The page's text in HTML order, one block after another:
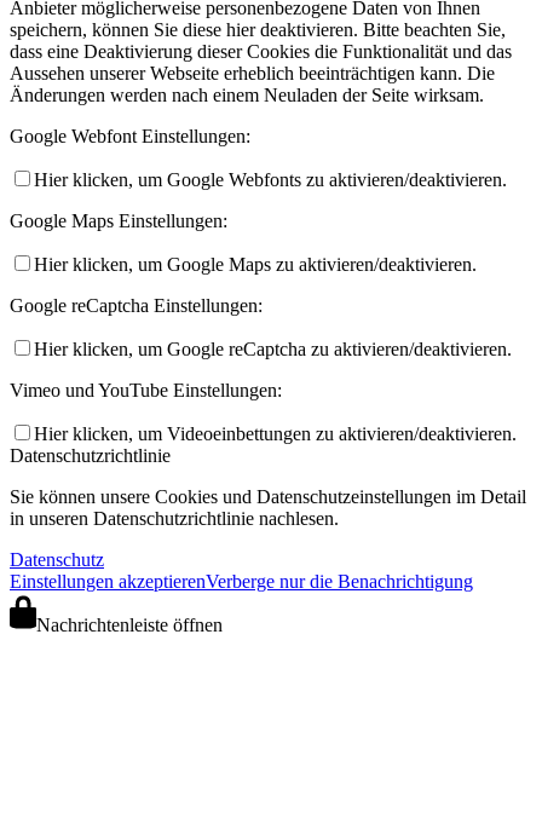
Anbieter möglicherweise personenbezogene Daten von Ihnen
speichern, können Sie diese hier deaktivieren. Bitte beachten Sie,
dass eine Deaktivierung dieser Cookies die Funktionalität und das
Aussehen unserer Webseite erheblich beeinträchtigen kann. Die
Änderungen werden nach einem Neuladen der Seite wirksam.
Google Webfont Einstellungen:
Hier klicken, um Google Webfonts zu aktivieren/deaktivieren.
Google Maps Einstellungen:
Hier klicken, um Google Maps zu aktivieren/deaktivieren.
Google reCaptcha Einstellungen:
Hier klicken, um Google reCaptcha zu aktivieren/deaktivieren.
Vimeo und YouTube Einstellungen:
Hier klicken, um Videoeinbettungen zu aktivieren/deaktivieren.
Datenschutzrichtlinie
Sie können unsere Cookies und Datenschutzeinstellungen im Detail
in unseren Datenschutzrichtlinie nachlesen.
Datenschutz
Einstellungen akzeptierenVerberge nur die Benachrichtigung
Nachrichtenleiste öffnen